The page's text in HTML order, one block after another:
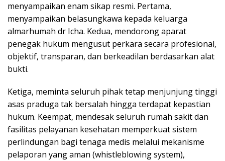
menyampaikan enam sikap resmi. Pertama,
menyampaikan belasungkawa kepada keluarga
almarhumah dr Icha. Kedua, mendorong aparat
penegak hukum mengusut perkara secara profesional,
objektif, transparan, dan berkeadilan berdasarkan alat
bukti.
Ketiga, meminta seluruh pihak tetap menjunjung tinggi
asas praduga tak bersalah hingga terdapat kepastian
hukum. Keempat, mendesak seluruh rumah sakit dan
fasilitas pelayanan kesehatan memperkuat sistem
perlindungan bagi tenaga medis melalui mekanisme
pelaporan yang aman (whistleblowing system),